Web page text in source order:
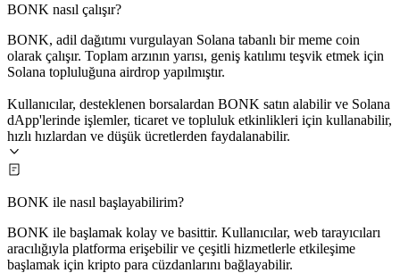
BONK nasıl çalışır?
BONK, adil dağıtımı vurgulayan Solana tabanlı bir meme coin
olarak çalışır. Toplam arzının yarısı, geniş katılımı teşvik etmek için
Solana topluluğuna airdrop yapılmıştır.
Kullanıcılar, desteklenen borsalardan BONK satın alabilir ve Solana
dApp'lerinde işlemler, ticaret ve topluluk etkinlikleri için kullanabilir,
hızlı hızlardan ve düşük ücretlerden faydalanabilir.
BONK ile nasıl başlayabilirim?
BONK ile başlamak kolay ve basittir. Kullanıcılar, web tarayıcıları
aracılığıyla platforma erişebilir ve çeşitli hizmetlerle etkileşime
başlamak için kripto para cüzdanlarını bağlayabilir.